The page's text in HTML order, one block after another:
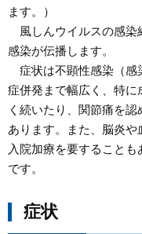
ます。）
風しんウイルスの感染
感染が伝播します。
症状は不顕性感染（感
症併発まで幅広く、特
く続いたり、関節痛を
あります。また、脳炎や
入院加療を要すること
です。
症状